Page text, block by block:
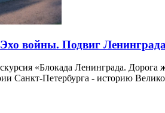
войны. Подвиг Ленинграда
«Блокада Ленинграда.
Санкт-Петербурга - историю